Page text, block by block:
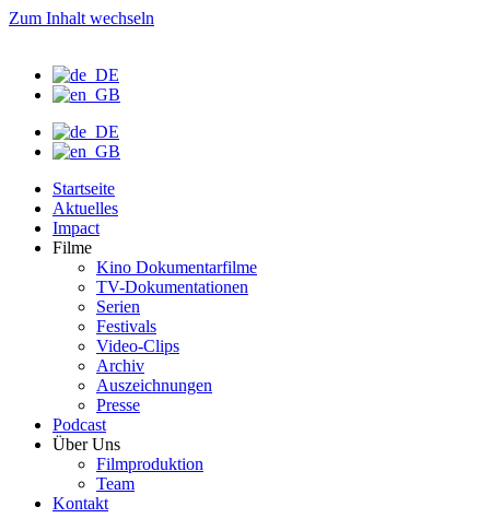
Zum Inhalt wechseln
Startseite
Aktuelles
Impact
Filme
Kino Dokumentarfilme
TV-Dokumentationen
Serien
Festivals
Video-Clips
Archiv
Auszeichnungen
Presse
Podcast
Über Uns
Filmproduktion
Team
Kontakt